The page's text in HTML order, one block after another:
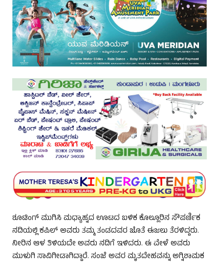
ಶೂಟಿಂಗ್ ಮುಗಿಸಿ ಮಧ್ಯಾಹ್ನದ ಊಟದ ಬಳಿಕ ಕೊಲ್ಲೂರಿನ ಸೌಪರ್ಣಿಕ
ನದಿಯಲ್ಲಿ ಕಪಿಲ್ ಅವರು ತಮ್ಮ ತಂಡದವರ ಜೊತೆ ಈಜಲು ತೆರಳಿದ್ದರು.
ನೀರಿನ ಆಳ ತಿಳಿಯದೇ ಅವರು ನದಿಗೆ ಇಳಿದರು. ಈ ವೇಳೆ ಅವರು
ಮುಳುಗಿ ಸಾವಿಗೀಡಾಗಿದ್ದಾರೆ. ಸಂಜೆ ಅವರ ಮೃತದೇಹವನ್ನು ಅಗ್ನಿಶಾಮಕ